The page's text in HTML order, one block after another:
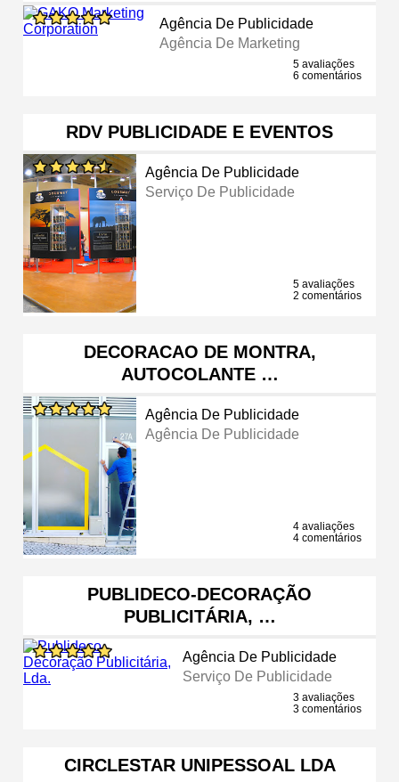
Agência De Publicidade
Agência De Marketing
5 avaliações
6 comentários
RDV PUBLICIDADE E EVENTOS
Agência De Publicidade
Serviço De Publicidade
5 avaliações
2 comentários
DECORACAO DE MONTRA,
AUTOCOLANTE …
Agência De Publicidade
Agência De Publicidade
4 avaliações
4 comentários
PUBLIDECO-DECORAÇÃO
PUBLICITÁRIA, …
Agência De Publicidade
Serviço De Publicidade
3 avaliações
3 comentários
CIRCLESTAR UNIPESSOAL LDA